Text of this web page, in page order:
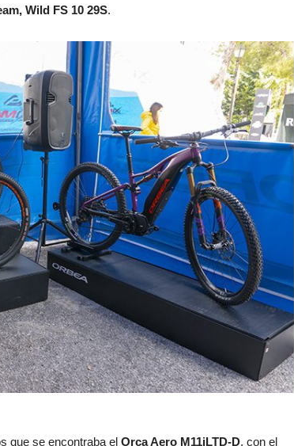
Wild FS 10 29S.
que se encontraba el Orca Aero M11iLTD-D, con el